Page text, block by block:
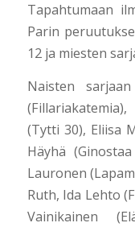
Tapahtumaan
Parin
12 ja miesten
Naisten
(Tytti 30), Eliisa
Häyhä
Lauronen
Ruth, Ida Lehto
Vainikainen